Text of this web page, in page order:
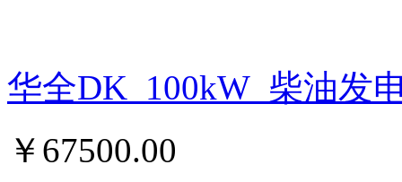
华全DK_100kW_柴油发
￥ 67500.00